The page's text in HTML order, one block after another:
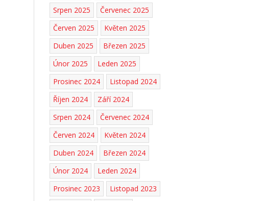
Srpen 2025
Červenec 2025
Červen 2025
Květen 2025
Duben 2025
Březen 2025
Únor 2025
Leden 2025
Prosinec 2024
Listopad 2024
Říjen 2024
Září 2024
Srpen 2024
Červenec 2024
Červen 2024
Květen 2024
Duben 2024
Březen 2024
Únor 2024
Leden 2024
Prosinec 2023
Listopad 2023